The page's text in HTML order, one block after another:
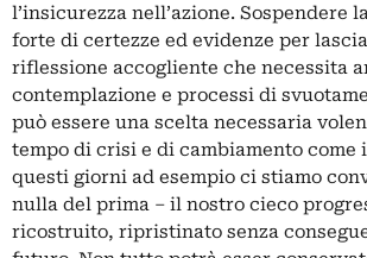
l’insicurezza nell’azione. Sospendere
forte di certezze ed evidenze per
riflessione accogliente che necessita
contemplazione e processi di
può essere una scelta necessaria
tempo di crisi e di cambiamento come
questi giorni ad esempio ci stiamo
nulla del prima – il nostro cieco
ricostruito, ripristinato senza